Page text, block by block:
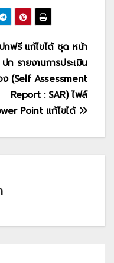
กฟรี แก้ไขได้ ชุด หน้า
ปก รายงานการประเมิน
ง (Self Assessment
Report : SAR) ไฟล์
Point แก้ไขได้